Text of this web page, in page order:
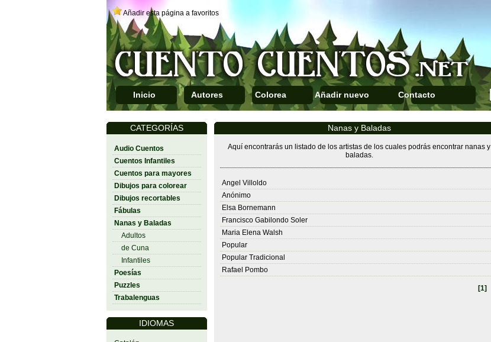
Añadir esta página a favoritos
Inicio Autores Colorea Añadir nuevo Contacto
CATEGORÍAS
Audio Cuentos
Cuentos Infantiles
Cuentos para mayores
Dibujos para colorear
Dibujos recortables
Fábulas
Nanas y Baladas
Adultos
de Cuna
Infantiles
Poesías
Puzzles
Trabalenguas
IDIOMAS
Nanas y Baladas
Aquí encontrarás un listado de los artistas de los cuales podrás encontrar nanas y
baladas.
Angel Villoldo
Anónimo
Elsa Bornemann
Francisco Gabilondo Soler
Maria Elena Walsh
Popular
Popular Tradicional
Rafael Pombo
[1]